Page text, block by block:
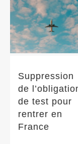
Most
useful
Payday
to take on